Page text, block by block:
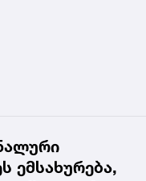
ემსახურება,